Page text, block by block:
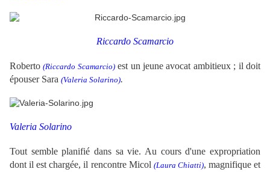
Riccardo Scamarcio
Roberto(Riccardo Scamarcio)est un jeune avocat ambitieux ; il doit
épouser Sara (Valeria Solarino).
Valeria Solarino
Tout semble planifié dans sa vie. Au cours d'une expropriation
dont il est chargée, il rencontre Micol (Laura Chiatti), magnifique et